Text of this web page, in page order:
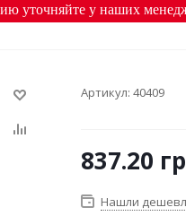
уточняйте у наших
Артикул: 40409
837.20
Нашли